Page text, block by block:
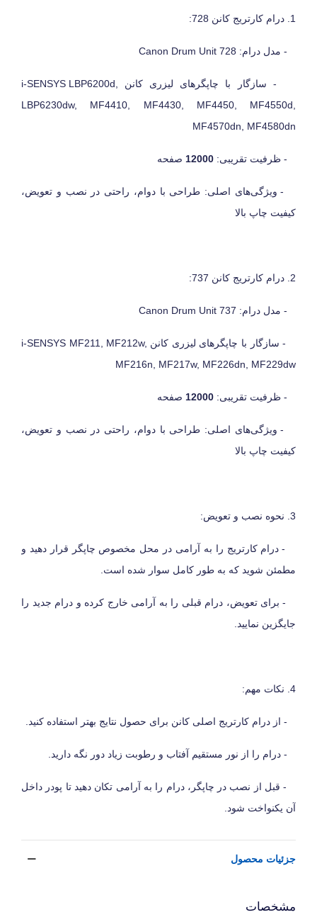
1. درام کارتریج کانن 728:
- مدل درام: Canon Drum Unit 728
- سازگار با چاپگرهای لیزری کانن
i-SENSYS LBP6200d,
LBP6230dw, MF4410, MF4430, MF4450, MF4550d,
MF4570dn, MF4580dn
- ظرفیت تقریبی: 12000 صفحه
- ویژگی‌های اصلی: طراحی با دوام، راحتی در نصب و تعویض،
کیفیت چاپ بالا
2. درام کارتریج کانن 737:
- مدل درام: Canon Drum Unit 737
- سازگار با چاپگرهای لیزری کانن i-SENSYS MF211, MF212w,
MF216n, MF217w, MF226dn, MF229dw
- ظرفیت تقریبی: 12000 صفحه
- ویژگی‌های اصلی: طراحی با دوام، راحتی در نصب و تعویض،
کیفیت چاپ بالا
3. نحوه نصب و تعویض:
- درام کارتریج را به آرامی در محل مخصوص چاپگر قرار دهید و
مطمئن شوید که به طور کامل سوار شده است.
- برای تعویض، درام قبلی را به آرامی خارج کرده و درام جدید را
جایگزین نمایید.
4. نکات مهم:
- از درام کارتریج اصلی کانن برای حصول نتایج بهتر استفاده کنید.
- درام را از نور مستقیم آفتاب و رطوبت زیاد دور نگه دارید.
- قبل از نصب در چاپگر، درام را به آرامی تکان دهید تا پودر داخل
آن یکنواخت شود.
جزئیات محصول
مشخصات